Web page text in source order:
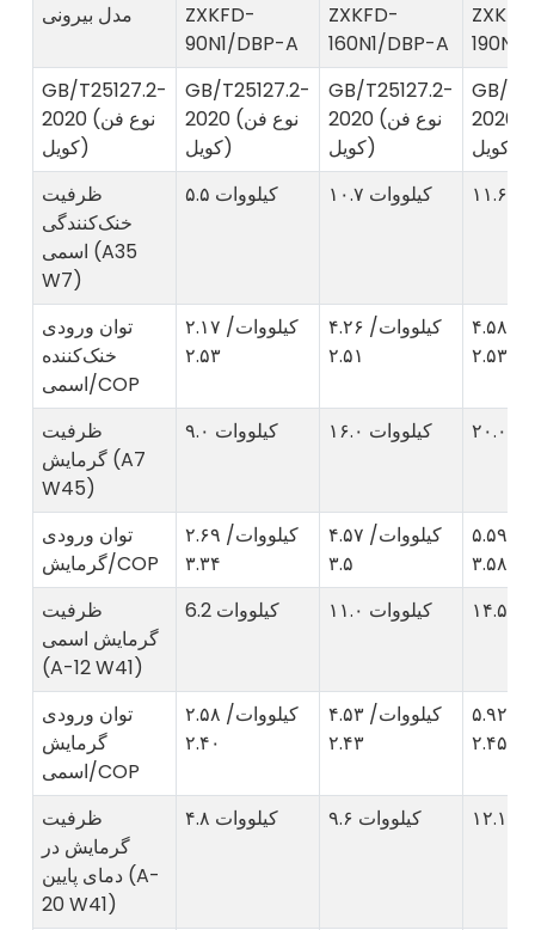
مدل بیرونی
ZXKFD-
90N1/DBP-A
ZXKFD-
160N1/DBP-A
GB/T25127.2-
2020 (نوع فن
کویل)
GB/T25127.2-
2020 (نوع فن
کویل)
GB/T25127.2-
2020 (نوع فن
کویل)
GB/
2020 (نوع فن
ظرفیت
خنک‌کنندگی
اسمی (A35
W7)
۵.۵ کیلووات ۱۰.۷ کیلووات
توان ورودی
خنک‌کننده
اسمی/COP
۲.۱۷ کیلووات/
۲.۵۳
۴.۲۶ کیلووات/
۲.۵۱
۴.۵۸ کیلووات/
۲.۵۳
ظرفیت
گرمایش (A7
W45)
۹.۰ کیلووات ۱۶.۰ کیلووات
توان ورودی
گرمایش/COP
۲.۶۹ کیلووات/
۳.۳۴
۴.۵۷ کیلووات/
۳.۵
۵.۵۹ کیلووات/
۳.۵۸
ظرفیت
گرمایش اسمی
(A-12 W41)
6.2 کیلووات ۱۱.۰ کیلووات
توان ورودی
گرمایش
اسمی/COP
۲.۵۸ کیلووات/
۲.۴۰
۴.۵۳ کیلووات/
۲.۴۳
۵.۹۲ کیلووات/
۲.۴۵
ظرفیت
گرمایش در
دمای پایین (A-
20 W41)
۴.۸ کیلووات ۹.۶ کیلووات